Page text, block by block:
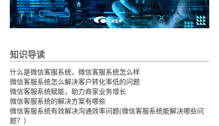
知识导读
什么是微信客服系统，微信客服系统怎么样
微信客服系统怎么解决客户转化率低的问题
微信客服系统赋能，助力商家业务增长
微信客服系统的解决方案有哪些
微信客服系统有效解决沟通效率问题(微信客服系统能解决哪些问
题？）